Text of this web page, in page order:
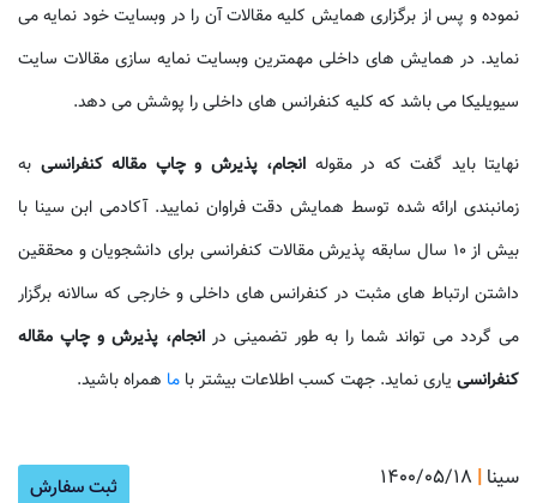
نموده و پس از برگزاری همایش کلیه مقالات آن را در وبسایت خود نمایه می
نماید. در همایش های داخلی مهمترین وبسایت نمایه سازی مقالات سایت
سیویلیکا می باشد که کلیه کنفرانس های داخلی را پوشش می دهد.
نهایتا باید گفت که در مقوله انجام، پذیرش و چاپ مقاله کنفرانسی به
زمانبندی ارائه شده توسط همایش دقت فراوان نمایید. آکادمی ابن سینا با
بیش از 10 سال سابقه پذیرش مقالات کنفرانسی برای دانشجویان و محققین
داشتن ارتباط های مثبت در کنفرانس های داخلی و خارجی که سالانه برگزار
می گردد می تواند شما را به طور تضمینی درانجام، پذیرش و چاپ مقاله
کنفرانسی یاری نماید. جهت کسب اطلاعات بیشتر با ما همراه باشید.
۱۴۰۰/۰۵/۱۸ | سینا ثبت سفارش